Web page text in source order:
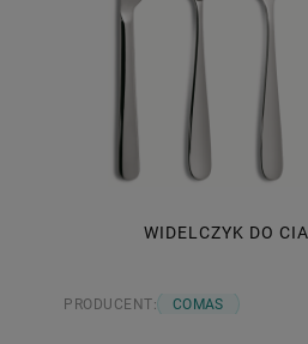
WIDELCZYK DO
PRODUCENT: COMAS